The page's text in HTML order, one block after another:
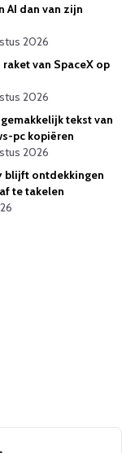
AI dan van zijn
2026
van SpaceX op
2026
tekst van
pc kopiëren
2026
blijft ontdekkingen
te takelen